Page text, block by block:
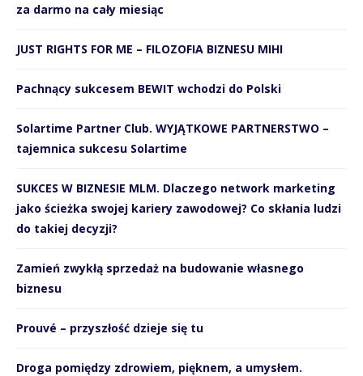
za darmo na cały miesiąc
JUST RIGHTS FOR ME – FILOZOFIA BIZNESU MIHI
Pachnący sukcesem BEWIT wchodzi do Polski
Solartime Partner Club. WYJĄTKOWE PARTNERSTWO –
tajemnica sukcesu Solartime
SUKCES W BIZNESIE MLM. Dlaczego network marketing
jako ścieżka swojej kariery zawodowej? Co skłania ludzi
do takiej decyzji?
Zamień zwykłą sprzedaż na budowanie własnego
biznesu
Prouvé – przyszłość dzieje się tu
Droga pomiędzy zdrowiem, pięknem, a umysłem.